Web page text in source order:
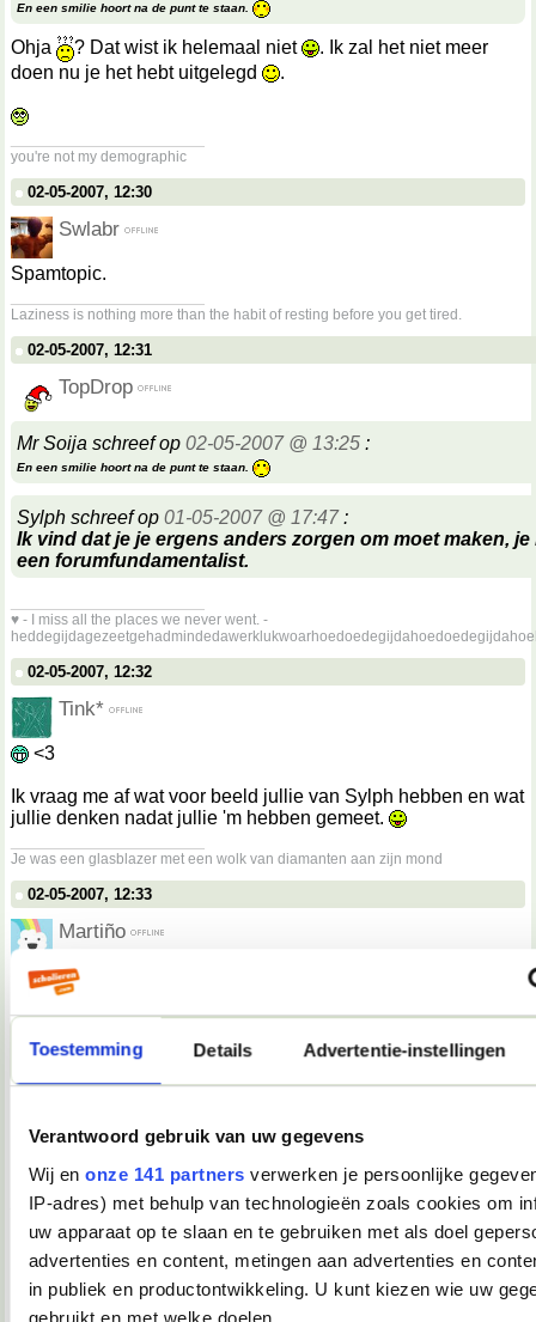
Toestemming Details Advertentie-instellingen
Verantwoord gebruik van uw gegevens
Wij en onze 141 partners verwerken je persoonlijke
IP-adres) met behulp van technologieën zoals cookies om
uw apparaat op te slaan en te gebruiken met als doel
advertenties en content, metingen aan advertenties en
in publiek en productontwikkeling. U kunt kiezen wie uw
gebruikt en met welke doelen.
En een smilie hoort na de punt te staan.
Ohja ? Dat wist ik helemaal niet
. Ik zal het niet meer
doen nu je het hebt uitgelegd
.
you're not my demographic
02-05-2007, 12:30
Swlabr
Spamtopic.
Laziness is nothing more than the habit of resting before you get tired.
02-05-2007, 12:31
TopDrop
Mr Soija schreef op 02-05-2007 @ 13:25 :
En een smilie hoort na de punt te staan.
Sylph schreef op 01-05-2007 @ 17:47:
Ik vind dat je je ergens anders zorgen om moet maken,
een forumfundamentalist.
♥ - I miss all the places we never went. -
02-05-2007, 12:32
Tink*
<3
Ik vraag me af wat voor beeld jullie van Sylph hebben en wat
jullie denken nadat jullie 'm hebben gemeet.
Je was een glasblazer met een wolk van diamanten aan zijn mond
02-05-2007, 12:33
Martiño
Darkiekurd schreef op
Niet.
Dit is het "embarrassing moments, leuke anekdotes,
vermaak uw medeforummer" topic, nummer 2!
Dit had dus eigenlijk in de eerste post gemoeten.
__________________
02-05-2007, 12:36
Tink*